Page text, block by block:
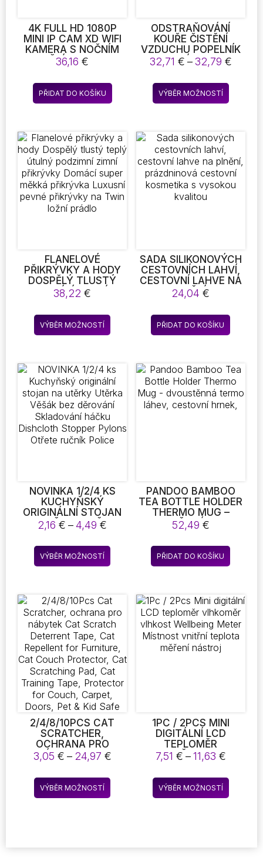
4K FULL HD 1080P
MINI IP CAM XD WIFI
KAMERA S NOČNÍM
VIDĚNÍM IR-CUT
DETEKCE POHYBU
BEZPEČNOSTNÍ
KAMERA HD
VIDEOREKORDÉR
36,16€
PŘIDAT DO KOŠÍKU
ODSTRAŇOVÁNÍ
KOUŘE ČISTĚNÍ
VZDUCHU POPELNÍK
BEZ ZÁPACHU
INTERIÉR ČIŠTĚNÍ
ANIONTŮ PRAKTICKÝ
AUTOMATICKÝ ČISTIČ
POPELNÍKU
AUTA
32,71 € –32,79 €
VÝBĚR MOŽNOSTÍ
Tento
produkt
variant.
lze
vybrat
na
FLANELOVÉ
PŘIKRÝVKY A HODY
DOSPĚLÝ TLUSTÝ
TEPLÝ ÚTULNÝ
PODZIMNÍ ZIMNÍ
PŘIKRÝVKY DOMÁCÍ
SUPER MĚKKÁ
PŘIKRÝVKA LUXUSNÍ
38,22€
VÝBĚR MOŽNOSTÍ
Tento
produkt
variant.
Možnosti
lze
vybrat
na
stránce
SADA SILIKONOVÝCH
CESTOVNÍCH LAHVÍ,
CESTOVNÍ LAHVE NA
PLNĚNÍ,
PRÁZDNINOVÁ
CESTOVNÍ
KOSMETIKA S
VYSOKOU KVALITOU
24,04€
PŘIDAT DO KOŠÍKU
NOVINKA 1/2/4 KS
KUCHYŇSKÝ
ORIGINÁLNÍ STOJAN
NA UTĚRKY UTĚRKA
VĚŠÁK BEZ DĚROVÁNÍ
SKLADOVÁNÍ HÁČKU
DISHCLOTH STOPPER
PYLONS OTŘETE
2,16€ –4,49€
2,16 €
až
VÝBĚR MOŽNOSTÍ
Tento
produkt
variant.
Možnosti
lze
vybrat
na
stránce
produktu
PANDOO BAMBOO
TEA BOTTLE HOLDER
THERMO MUG –
DVOUSTĚNNÁ TERMO
LÁHEV, CESTOVNÍ
HRNEK,
52,49 €
PŘIDAT DO KOŠÍKU
2/4/8/10PCS CAT
SCRATCHER,
OCHRANA PRO
NÁBYTEK CAT
SCRATCH
DETERRENT TAPE,
CAT REPELLENT FOR
FURNITURE, CAT
FOR COUCH, CARPET,
3,05 € – 24,97 €Rozpětí
VÝBĚR MOŽNOSTÍ
Tento
produkt
Možnosti
1PC / 2PCS MINI
DIGITÁLNÍ LCD
TEPLOMĚR
VLHKOMĚR VLHKOST
WELLBEING METER
MÍSTNOST VNITŘNÍ
TEPLOTA MĚŘENÍ
NÁSTROJ
7,51 € –11,63 €Rozpětí
7,51 €
až
VÝBĚR MOŽNOSTÍ
Tento
produkt